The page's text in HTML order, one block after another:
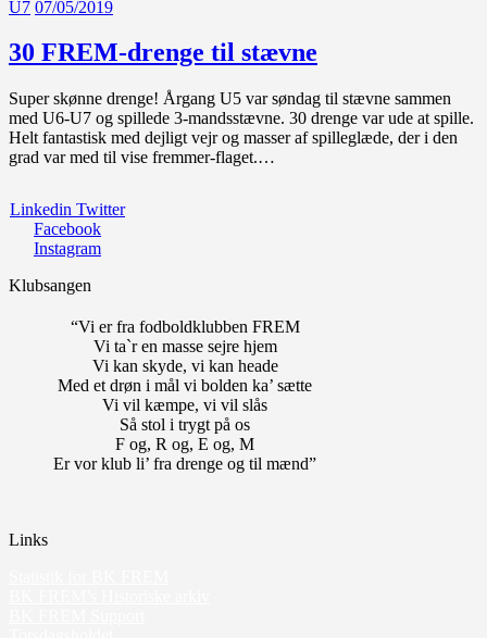
U7 07/05/2019
30 FREM-drenge til stævne
Super skønne drenge! Årgang U5 var søndag til stævne sammen
med U6-U7 og spillede 3-mandsstævne. 30 drenge var ude at spille.
Helt fantastisk med dejligt vejr og masser af spilleglæde, der i den
grad var med til vise fremmer-flaget.…
Linkedin Twitter
Facebook
Instagram
Klubsangen
“Vi er fra fodboldklubben FREM
Vi ta`r en masse sejre hjem
Vi kan skyde, vi kan heade
Med et drøn i mål vi bolden ka’ sætte
Vi vil kæmpe, vi vil slås
Så stol i trygt på os
F og, R og, E og, M
Er vor klub li’ fra drenge og til mænd”
Links